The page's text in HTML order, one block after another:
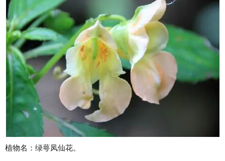
植物名：绿萼凤仙花。